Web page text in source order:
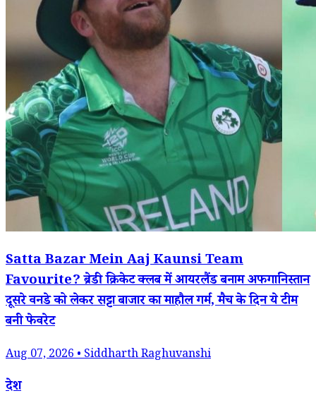
Satta Bazar Mein Aaj Kaunsi Team
Favourite? ब्रेडी क्रिकेट क्लब में आयरलैंड बनाम अफगानिस्तान
दूसरे वनडे को लेकर सट्टा बाजार का माहौल गर्म, मैच के दिन ये टीम
बनी फेवरेट
Aug 07, 2026 • Siddharth Raghuvanshi
देश